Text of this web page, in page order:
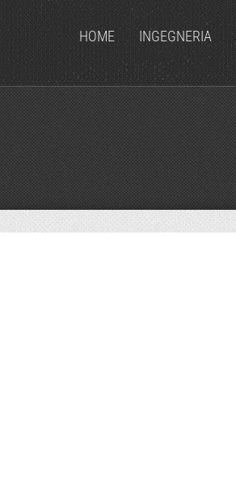
HOME INGEGNERIA